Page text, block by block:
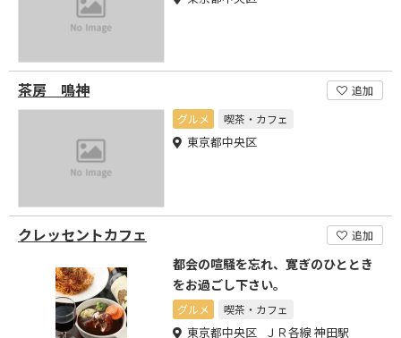
茶房 鳴神
追加
グルメ
喫茶・カフェ
東京都中央区
クレッセントカフェ 追加
都会の喧騒を忘れ、寛ぎのひととき
をお過ごし下さい。
グルメ 喫茶・カフェ
東京都中央区 ＪＲ各線 神田駅